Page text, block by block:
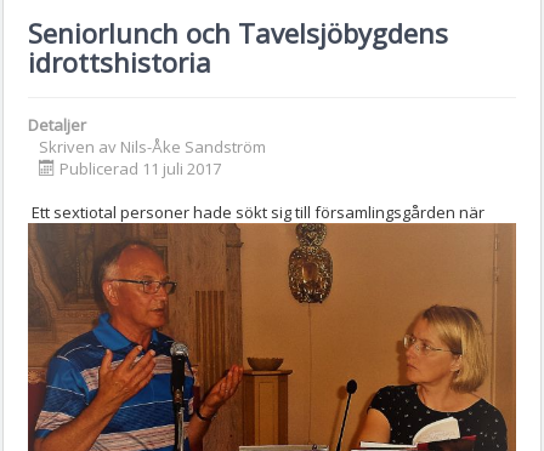
Seniorlunch och Tavelsjöbygdens
idrottshistoria
Detaljer
Skriven av Nils-Åke Sandström
Publicerad 11 juli 2017
Ett sextiotal personer hade sökt sig till församlingsgården när